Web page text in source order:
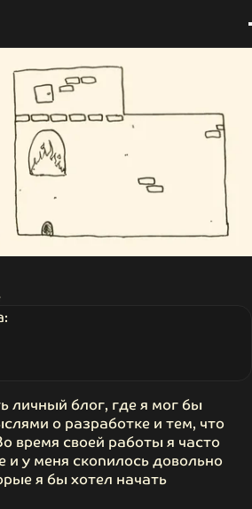
личный блог, где я мог бы
о разработке и тем, что
время своей работы я часто
и у меня скопилось довольно
я бы хотел начать